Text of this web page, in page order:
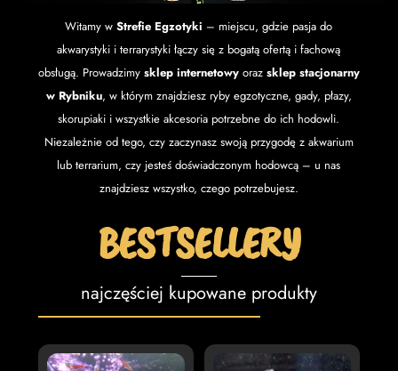
Witamy wStrefie Egzotyki – miejscu, gdzie pasja do
akwarystyki i terrarystyki łączy się z bogatą ofertą i fachową
obsługą. Prowadzimy sklep internetowyoraz sklep stacjonarny
w Rybniku, w którym znajdziesz ryby egzotyczne, gady, płazy,
skorupiaki i wszystkie akcesoria potrzebne do ich hodowli.
Niezależnie od tego, czy zaczynasz swoją przygodę z akwarium
lub terrarium, czy jesteś doświadczonym hodowcą – u nas
znajdziesz wszystko, czego potrzebujesz.
BESTSELLERY
najczęściej kupowane produkty